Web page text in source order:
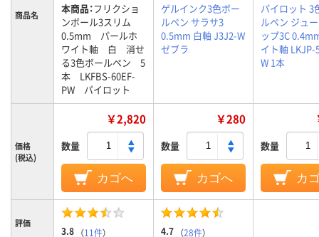
商品名 本商品：フリクショ
ンボール3スリム
0.5mm パールホ
ワイト軸 白 消せ
る3色ボールペン 5
本 LKFBS-60EF-
PW パイロット
ゲルインク3色ボー
ルペン サラサ3
0.5mm 白軸 J3J2-W
ゼブラ
パイロット 3
ルペン ジュ
ップ3C
イト軸 LKJP-
W 1本
価格
(税込)
￥2,820
数量
カゴへ
￥280
数量
カゴへ
数量
カ
評価
3.8 （11件） 4.7 （28件）